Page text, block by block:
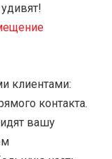
клиентами:
контакта.
вашу